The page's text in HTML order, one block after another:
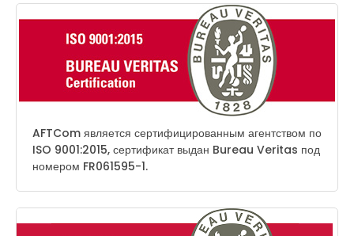
AFTCom является сертифицированным агентством по
ISO 9001:2015, сертификат выдан Bureau Veritas под
номером FR061595-1.